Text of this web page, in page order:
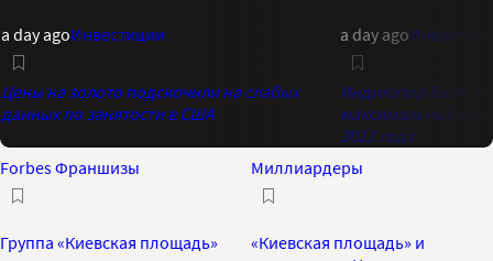
a day agoИнвестиции
Цены на золото подскочили на слабых
данных по занятости в США
a day ago
Индикатор Bank of
максимальный
2021 года
Forbes Франшизы
Группа «Киевская площадь»
Миллиардеры
«Киевская площадь» и